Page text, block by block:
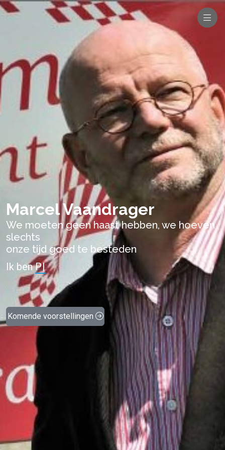
Marcel Vaandrager
We moeten geen haast hebben, we hoeven
slechts
onze tijd goed te besteden
Ik benSt|
Komende voorstellingen